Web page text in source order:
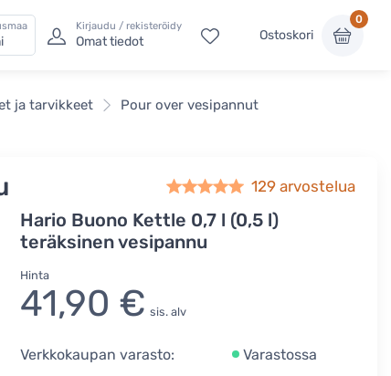
Kirjaudu / rekisteröidy
Omat tiedot Ostoskori
0
ja tarvikkeet
Pour over vesipannut
129 arvostelua
Hario Buono Kettle 0,7 l (0,5 l)
teräksinen vesipannu
Hinta
41,90 € sis. alv
Verkkokaupan varasto:
Varastossa